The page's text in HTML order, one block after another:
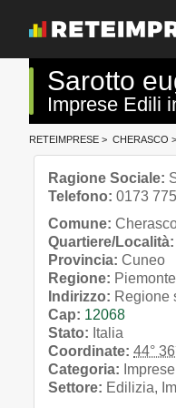
Sarotto
Imprese Edili
RETEIMPRESE > CHERASCO >
Ragione Sociale:
Telefono: 0173
Comune:
Quartiere/Località:
Provincia: Cuneo
Regione: Piemonte
Indirizzo: Regione
Cap: 12068
Stato: Italia
Coordinate: 44°
Categoria:
Settore: Edilizia,